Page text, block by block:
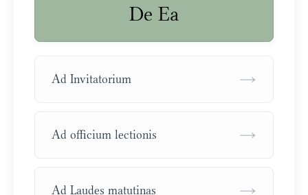
De Ea
Ad Invitatorium →
Ad officium lectionis →
Ad Laudes matutinas →